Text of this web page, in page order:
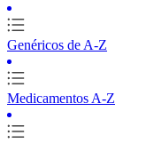
Genéricos de A-Z
Medicamentos A-Z